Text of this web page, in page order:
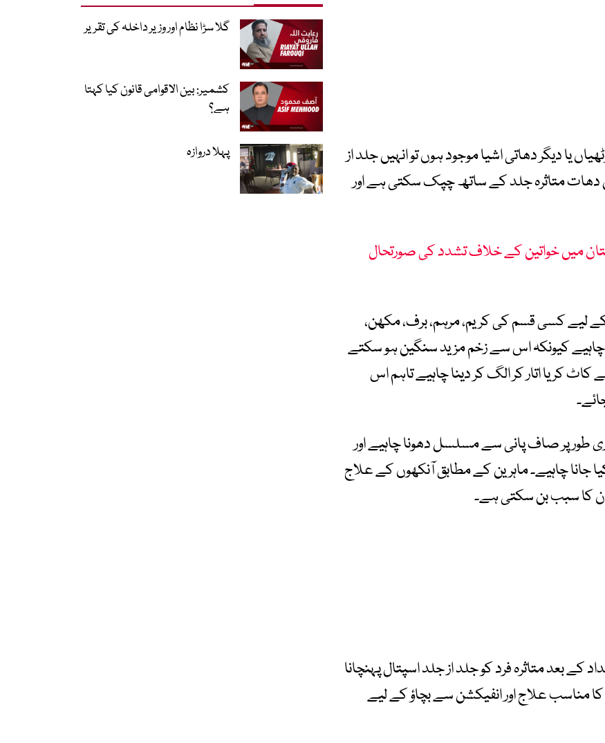
یا دیگر دھاتی اشیا موجود ہوں تو انہیں جلد از
دھات متاثرہ جلد کے ساتھ چپک سکتی ہے اور
میں خواتین کے خلاف تشدد کی صورتحال
کے لیے کسی قسم کی کریم، مرہم، برف، مکھن،
چاہیے کیونکہ اس سے زخم مزید سنگین ہو سکتے
کاٹ کر یا اتار کر الگ کر دینا چاہیے تاہم اس
طور پر صاف پانی سے مسلسل دھونا چاہیے اور
جانا چاہیے۔ ماہرین کے مطابق آنکھوں کے علاج
کا سبب بن سکتی ہے۔
کے بعد متاثرہ فرد کو جلد از جلد اسپتال پہنچانا
مناسب علاج اور انفیکشن سے بچاؤ کے لیے
گلا سڑا نظام اور وزیر داخلہ کی تقریر
کشمیر: بین الاقوامی قانون کیا کہتا
ہے؟
پہلا دروازہ